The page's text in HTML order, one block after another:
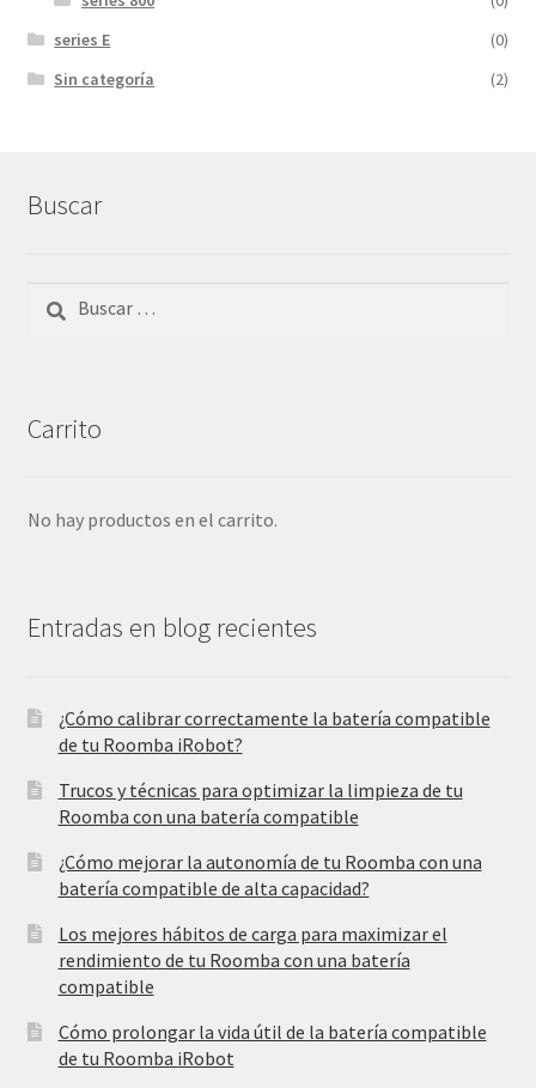
series E
(0)
Sin categoría
(2)
Buscar
Carrito
No hay productos en el carrito.
Entradas en blog recientes
¿Cómo calibrar correctamente la batería compatible
de tu Roomba iRobot?
Trucos y técnicas para optimizar la limpieza de tu
Roomba con una batería compatible
¿Cómo mejorar la autonomía de tu Roomba con una
batería compatible de alta capacidad?
Los mejores hábitos de carga para maximizar el
rendimiento de tu Roomba con una batería
compatible
Cómo prolongar la vida útil de la batería compatible
de tu Roomba iRobot